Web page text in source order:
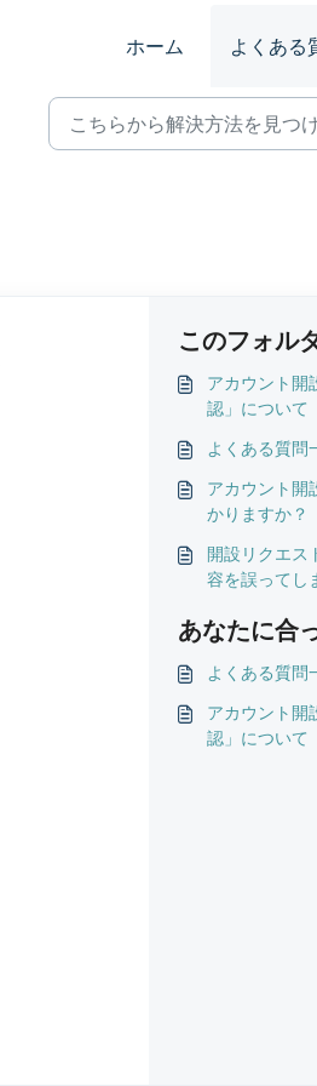
ホーム
よくある
このフォル
アカウント開
認」について
よくある質問
アカウント開
かりますか？
開設リクエス
容を誤ってし
あなたに合
よくある質問
アカウント開
認」について